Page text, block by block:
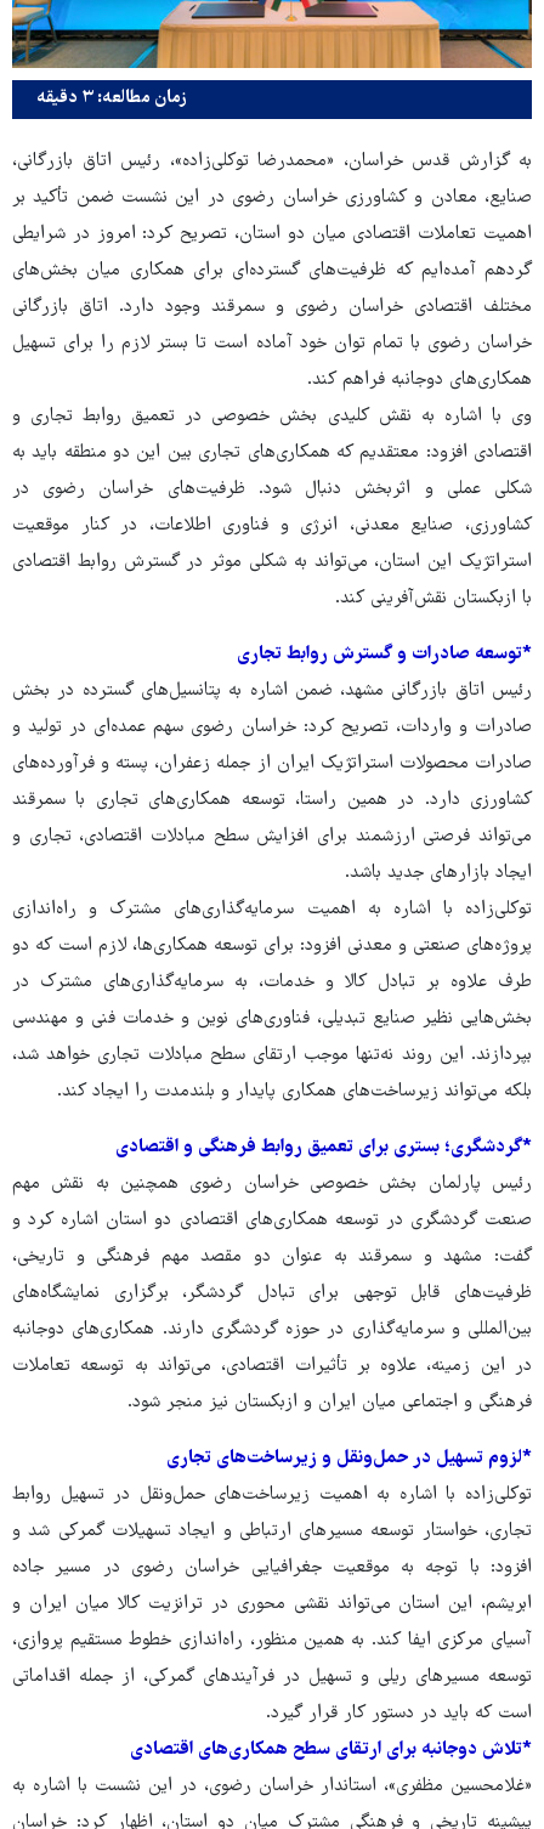
زمان مطالعه: ۳ دقیقه
به گزارش قدس خراسان، «محمدرضا توکلی‌زاده»، رئیس اتاق بازرگانی،
صنایع، معادن و کشاورزی خراسان رضوی در این نشست ضمن تأکید بر
اهمیت تعاملات اقتصادی میان دو استان، تصریح کرد: امروز در شرایطی
گردهم آمده‌ایم که ظرفیت‌های گسترده‌ای برای همکاری میان بخش‌های
مختلف اقتصادی خراسان رضوی و سمرقند وجود دارد. اتاق بازرگانی
خراسان رضوی با تمام توان خود آماده است تا بستر لازم را برای تسهیل
همکاری‌های دوجانبه فراهم کند.
وی با اشاره به نقش کلیدی بخش خصوصی در تعمیق روابط تجاری و
اقتصادی افزود: معتقدیم که همکاری‌های تجاری بین این دو منطقه باید به
شکلی عملی و اثربخش دنبال شود. ظرفیت‌های خراسان رضوی در
کشاورزی، صنایع معدنی، انرژی و فناوری اطلاعات، در کنار موقعیت
استراتژیک این استان، می‌تواند به شکلی موثر در گسترش روابط اقتصادی
با ازبکستان نقش‌آفرینی کند.
*توسعه صادرات و گسترش روابط تجاری
رئیس اتاق بازرگانی مشهد، ضمن اشاره به پتانسیل‌های گسترده در بخش
صادرات و واردات، تصریح کرد: خراسان رضوی سهم عمده‌ای در تولید و
صادرات محصولات استراتژیک ایران از جمله زعفران، پسته و فرآورده‌های
کشاورزی دارد. در همین راستا، توسعه همکاری‌های تجاری با سمرقند
می‌تواند فرصتی ارزشمند برای افزایش سطح مبادلات اقتصادی، تجاری و
ایجاد بازارهای جدید باشد.
توکلی‌زاده با اشاره به اهمیت سرمایه‌گذاری‌های مشترک و راه‌اندازی
پروژه‌های صنعتی و معدنی افزود: برای توسعه همکاری‌ها، لازم است که دو
طرف علاوه بر تبادل کالا و خدمات، به سرمایه‌گذاری‌های مشترک در
بخش‌هایی نظیر صنایع تبدیلی، فناوری‌های نوین و خدمات فنی و مهندسی
بپردازند. این روند نه‌تنها موجب ارتقای سطح مبادلات تجاری خواهد شد،
بلکه می‌تواند زیرساخت‌های همکاری پایدار و بلندمدت را ایجاد کند.
*گردشگری؛ بستری برای تعمیق روابط فرهنگی و اقتصادی
رئیس پارلمان بخش خصوصی خراسان رضوی همچنین به نقش مهم
صنعت گردشگری در توسعه همکاری‌های اقتصادی دو استان اشاره کرد و
گفت: مشهد و سمرقند به عنوان دو مقصد مهم فرهنگی و تاریخی،
ظرفیت‌های قابل توجهی برای تبادل گردشگر، برگزاری نمایشگاه‌های
بین‌المللی و سرمایه‌گذاری در حوزه گردشگری دارند. همکاری‌های دوجانبه
در این زمینه، علاوه بر تأثیرات اقتصادی، می‌تواند به توسعه تعاملات
فرهنگی و اجتماعی میان ایران و ازبکستان نیز منجر شود.
*لزوم تسهیل در حمل‌ونقل و زیرساخت‌های تجاری
توکلی‌زاده با اشاره به اهمیت زیرساخت‌های حمل‌ونقل در تسهیل روابط
تجاری، خواستار توسعه مسیرهای ارتباطی و ایجاد تسهیلات گمرکی شد و
افزود: با توجه به موقعیت جغرافیایی خراسان رضوی در مسیر جاده
ابریشم، این استان می‌تواند نقشی محوری در ترانزیت کالا میان ایران و
آسیای مرکزی ایفا کند. به همین منظور، راه‌اندازی خطوط مستقیم پروازی،
توسعه مسیرهای ریلی و تسهیل در فرآیندهای گمرکی، از جمله اقداماتی
است که باید در دستور کار قرار گیرد.
*تلاش دوجانبه برای ارتقای سطح همکاری‌های اقتصادی
«غلامحسین مظفری»، استاندار خراسان رضوی، در این نشست با اشاره به
پیشینه تاریخی و فرهنگی مشترک میان دو استان، اظهار کرد: خراسان